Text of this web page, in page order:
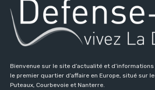
Bienvenue sur le site d’actualité et
le premier quartier d’affaire en Europe, situé sur
Puteaux, Courbevoie et Nanterre.